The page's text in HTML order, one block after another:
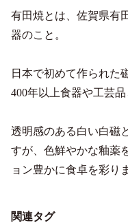
有田焼とは、佐賀県有
器のこと。
日本で初めて作られた
400年以上食器や工芸
透明感のある白い白磁
すが、色鮮やかな釉薬
ョン豊かに食卓を彩り
関連タグ